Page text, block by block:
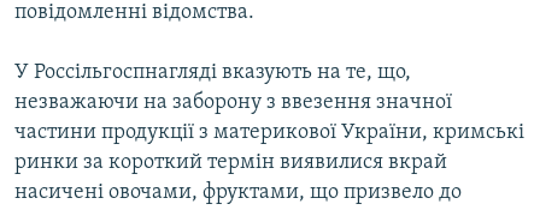
повідомленні відомства.
У Россільгоспнагляді вказують на те, що,
незважаючи на заборону з ввезення значної
частини продукції з материкової України, кримські
ринки за короткий термін виявилися вкрай
насичені овочами, фруктами, що призвело до